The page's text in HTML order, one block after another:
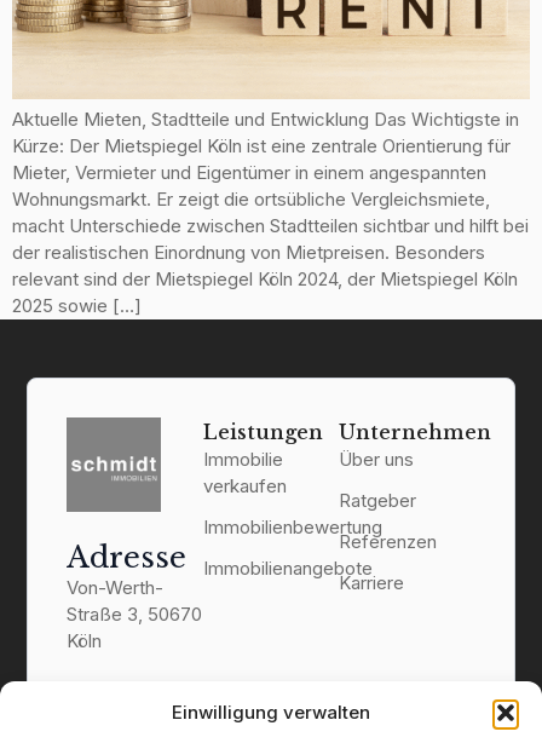
Einwilligung verwalten
Aktuelle Mieten, Stadtteile und Entwicklung Das Wichtigste in
Kürze: Der Mietspiegel Köln ist eine zentrale Orientierung für
Mieter, Vermieter und Eigentümer in einem angespannten
Wohnungsmarkt. Er zeigt die ortsübliche Vergleichsmiete,
macht Unterschiede zwischen Stadtteilen sichtbar und hilft bei
der realistischen Einordnung von Mietpreisen. Besonders
relevant sind der Mietspiegel Köln 2024, der Mietspiegel Köln
2025 sowie […]
Adresse
Von-Werth-
Straße 3, 50670
Köln
Kontakt
Leistungen
Immobilie
verkaufen
Immobilienbewertung
Immobilienangebote
Unternehmen
Über uns
Ratgeber
Referenzen
Karriere